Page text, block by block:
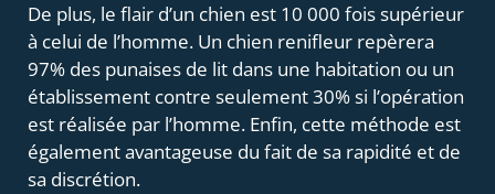
De plus, le flair d’un chien est 10 000 fois supérieur
à celui de l’homme. Un chien renifleur repèrera
97% des punaises de lit dans une habitation ou un
établissement contre seulement 30% si l’opération
est réalisée par l’homme. Enfin, cette méthode est
également avantageuse du fait de sa rapidité et de
sa discrétion.